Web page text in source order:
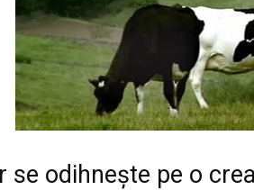
se odihnește pe o